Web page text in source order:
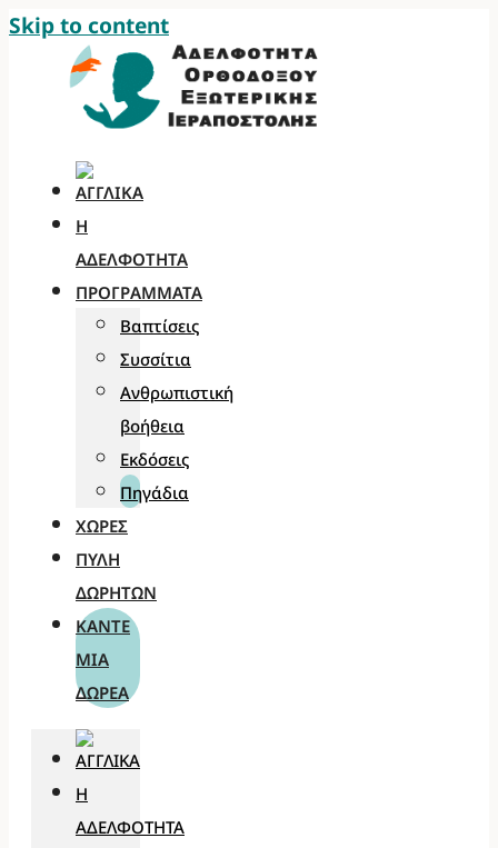
Skip to content
Η
ΑΔΕΛΦΌΤΗΤΑ
ΠΡΟΓΡΆΜΜΑΤΑ
Βαπτίσεις
Συσσίτια
Ανθρωπιστική
βοήθεια
Εκδόσεις
Πηγάδια
ΧΏΡΕΣ
ΠΎΛΗ
ΔΩΡΗΤΏΝ
ΚΆΝΤΕ
ΜΊΑ
ΔΩΡΕΆ
Η
ΑΔΕΛΦΌΤΗΤΑ